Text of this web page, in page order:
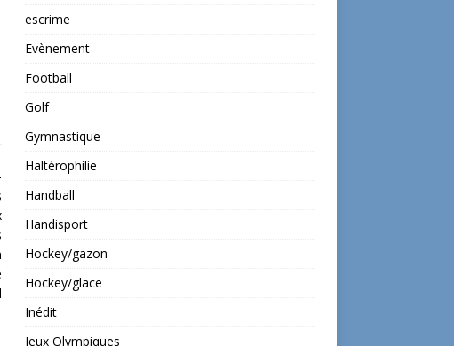
escrime
Evènement
Football
Golf
Gymnastique
Haltérophilie
Handball
Handisport
Hockey/gazon
Hockey/glace
Inédit
Jeux Olympiques